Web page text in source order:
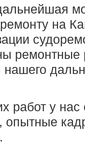
на
работ у нас
опытные